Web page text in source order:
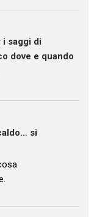
i saggi di
dove e quando
si